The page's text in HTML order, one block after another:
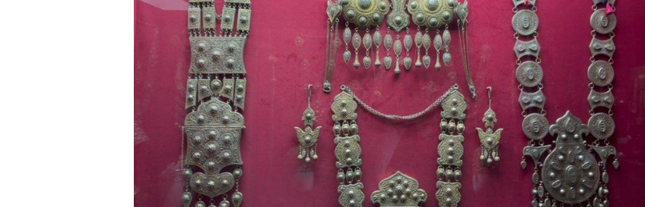
Делегация во главе с директором Центра исламской цивилизации в
Узбекистане Фирдавсом Абдухаликовым и послом Узбекистана в